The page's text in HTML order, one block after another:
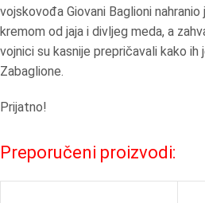
vojskovođa Giovani Baglioni
kremom od jaja i divljeg meda, a
vojnici su kasnije prepričavali kako ih
Zabaglione.
Prijatno!
Preporučeni proizvodi: